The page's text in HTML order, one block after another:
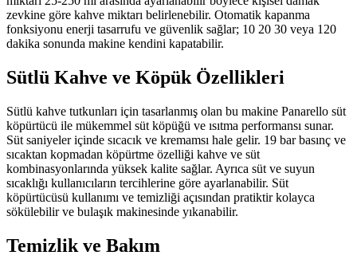
zevkine göre kahve miktarı belirlenebilir. Otomatik kapanma
fonksiyonu enerji tasarrufu ve güvenlik sağlar; 10 20 30 veya 120
dakika sonunda makine kendini kapatabilir.
Sütlü Kahve ve Köpük Özellikleri
Sütlü kahve tutkunları için tasarlanmış olan bu makine Panarello süt
köpürtücü ile mükemmel süt köpüğü ve ısıtma performansı sunar.
Süt saniyeler içinde sıcacık ve kremamsı hale gelir. 19 bar basınç ve
sıcaktan kopmadan köpürtme özelliği kahve ve süt
kombinasyonlarında yüksek kalite sağlar. Ayrıca süt ve suyun
sıcaklığı kullanıcıların tercihlerine göre ayarlanabilir. Süt
köpürtücüsü kullanımı ve temizliği açısından pratiktir kolayca
sökülebilir ve bulaşık makinesinde yıkanabilir.
Temizlik ve Bakım